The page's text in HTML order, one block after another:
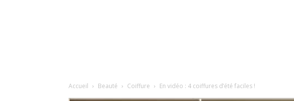
Accueil Beauté Coiffure En vidéo : 4 coiffures d’été faciles !